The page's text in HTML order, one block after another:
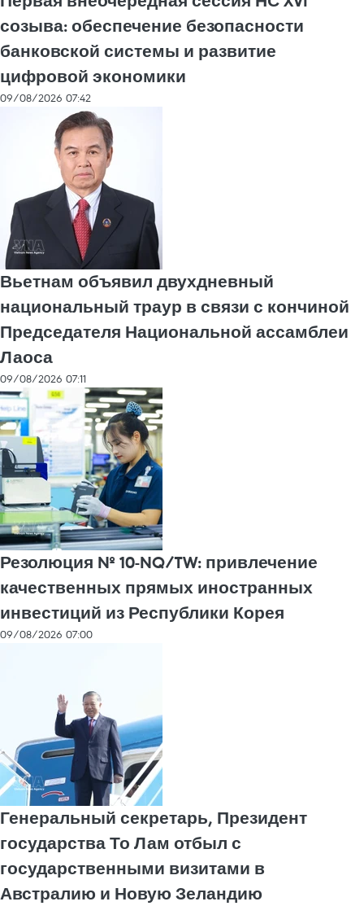
созыва: обеспечение безопасности
банковской системы и развитие
цифровой экономики
09/08/2026 07:42
Вьетнам объявил двухдневный
национальный траур в связи с кончиной
Председателя Национальной ассамблеи
Лаоса
09/08/2026 07:11
Резолюция № 10-NQ/TW: привлечение
качественных прямых иностранных
инвестиций из Республики Корея
09/08/2026 07:00
Генеральный секретарь, Президент
государства То Лам отбыл с
государственными визитами в
Австралию и Новую Зеландию